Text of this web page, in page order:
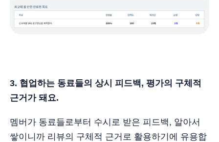
3. 협업하는 동료들의 상시 피드백, 평가의 구체적
근거가 돼요.
멤버가 동료들로부터 수시로 받은 피드백, 알아서
쌓이니까 리뷰의 구체적 근거로 활용하기에 유용합